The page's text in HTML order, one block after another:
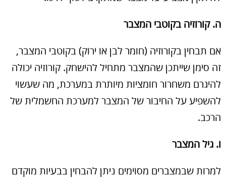
ה. קורוזיה בקוטבי המצבר
אם תבחין בקורוזיה (חומר לבן או ירוק) בקוטבי המצבר,
זה סימן שייתכן שהמצבר מתחיל להישחק. קורוזיה יכולה
להיגרם משחרור חומציות מיותרת במערכת, מה שעשוי
להשפיע על החיבור של המצבר למערכת החשמלית של
הרכב.
ו. גיל המצבר
למרות שבמצברים מסוימים ניתן להבחין בבעיות מוקדם